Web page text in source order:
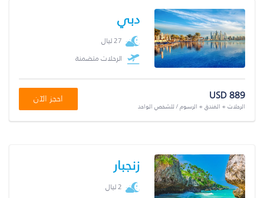
دبي
27 ليال
الرحلات متضمنة
USD 889
الرحلات + الفندق + الرسوم / للشخص الواحد
احجز الآن
زنجبار
2 ليال